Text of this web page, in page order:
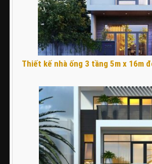
Thiết kế nhà ống 3 tầng 5m x 16m